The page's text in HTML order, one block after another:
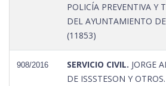
POLICÍA PREVENTIVA Y
DEL AYUNTAMIENTO
(11853)
908/2016 SERVICIO CIVIL. JORGE
DE ISSSTESON Y